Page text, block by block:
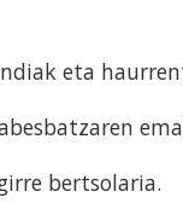
eta
bertsolaria.